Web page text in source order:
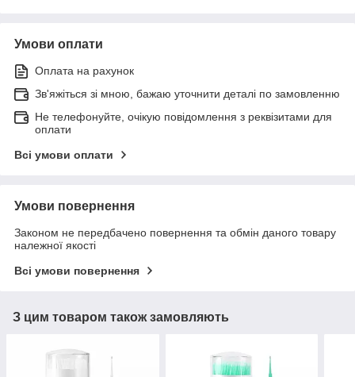
Умови оплати
Оплата на рахунок
Зв'яжіться зі мною, бажаю уточнити деталі по замовленню
Не телефонуйте, очікую повідомлення з реквізитами для
оплати
Всі умови оплати
Умови повернення
Законом не передбачено повернення та обмін даного товару
належної якості
Всі умови повернення
З цим товаром також замовляють